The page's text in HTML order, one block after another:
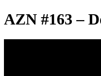
AZN #163 –